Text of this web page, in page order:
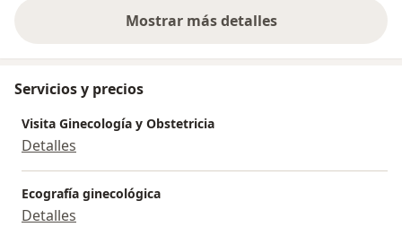
Mostrar más detalles
sobre la experiencia
Servicios y precios
Visita Ginecología y Obstetricia
Detalles
Ecografía ginecológica
Detalles